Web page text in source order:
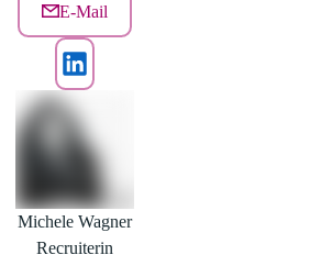
E-Mail
Michele Wagner
Recruiterin